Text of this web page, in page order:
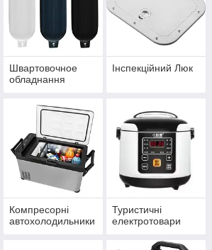
Швартовочное
обладнання
Інспекційний Люк
Компресорні
автохолодильники
Туристичні
електротовари